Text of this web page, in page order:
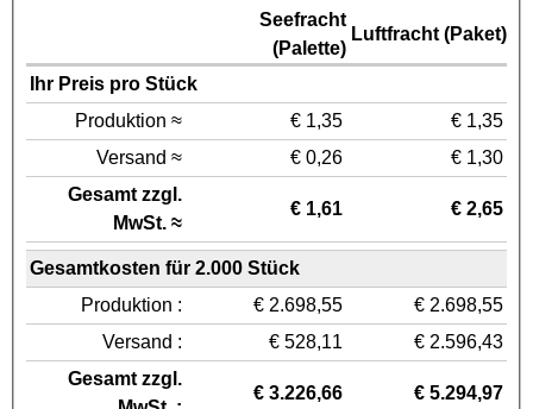
Seefracht
(Palette)
Luftfracht (Paket)
Ihr Preis pro Stück
Produktion ≈
€ 1,35
€ 1,35
Versand ≈
€ 0,26
€ 1,30
Gesamt zzgl.
MwSt. ≈
€ 1,61 € 2,65
Gesamtkosten für 2.000 Stück
Produktion :
€ 2.698,55
€ 2.698,55
Versand :
€ 528,11
€ 2.596,43
Gesamt zzgl.
€ 3.226,66 € 5.294,97